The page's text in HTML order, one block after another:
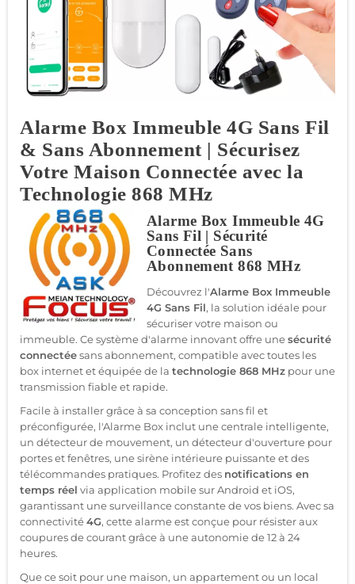
Alarme Box Immeuble 4G Sans Fil
& Sans Abonnement | Sécurisez
Votre Maison Connectée avec la
Technologie 868 MHz
Alarme Box Immeuble 4G
Sans Fil | Sécurité
Connectée Sans
Abonnement 868 MHz
Découvrez l'Alarme Box Immeuble
4G Sans Fil, la solution idéale pour
sécuriser votre maison ou
immeuble. Ce système d'alarme innovant offre unesécurité
connectéesans abonnement, compatible avec toutes les
box internet et équipée de la technologie 868 MHz pour une
transmission fiable et rapide.
Facile à installer grâce à sa conception sans fil et
préconfigurée, l'Alarme Box inclut une centrale intelligente,
un détecteur de mouvement, un détecteur d'ouverture pour
portes et fenêtres, une sirène intérieure puissante et des
télécommandes pratiques. Profitez des notifications en
temps réel via application mobile sur Android et iOS,
garantissant une surveillance constante de vos biens. Avec sa
connectivité4G, cette alarme est conçue pour résister aux
coupures de courant grâce à une autonomie de 12 à 24
heures.
Que ce soit pour une maison, un appartement ou un local